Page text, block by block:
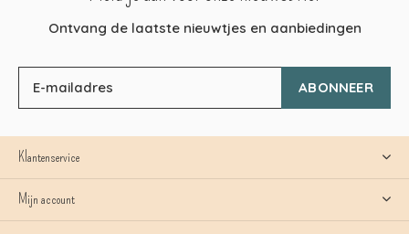
Ontvang de laatste nieuwtjes en aanbiedingen
ABONNEER
Klantenservice
Mijn account